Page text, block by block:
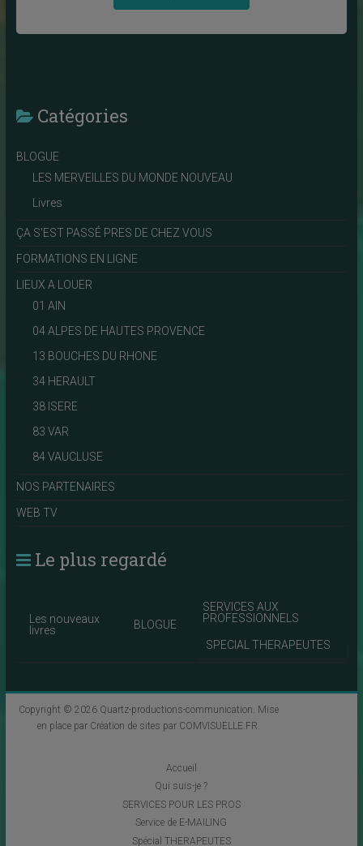
Catégories
BLOGUE
LES MERVEILLES DU MONDE NOUVEAU
Livres
ÇA S'EST PASSÉ PRES DE CHEZ VOUS
FORMATIONS EN LIGNE
LIEUX A LOUER
01 AIN
04 ALPES DE HAUTES PROVENCE
13 BOUCHES DU RHONE
34 HERAULT
38 ISERE
83 VAR
84 VAUCLUSE
NOS PARTENAIRES
WEB TV
Le plus regardé
Les nouveaux
livres
BLOGUE
SERVICES AUX
PROFESSIONNELS
SPECIAL THERAPEUTES
Copyright © 2026 Quartz-productions-communication. Mise
en place par Création de sites par COMVISUELLE.FR.
Accueil
Qui suis-je ?
SERVICES POUR LES PROS
Service de E-MAILING
Spécial THERAPEUTES